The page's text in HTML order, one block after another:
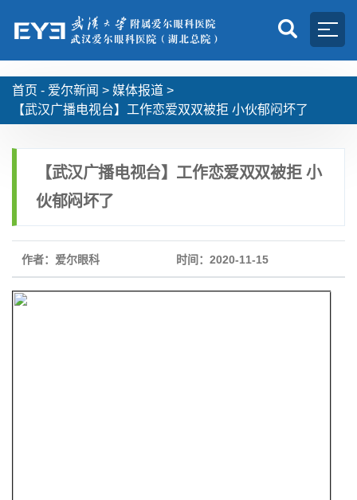
首页 - 爱尔新闻 > 媒体报道 >
【武汉广播电视台】工作恋爱双双被拒 小伙郁闷坏了
【武汉广播电视台】工作恋爱双双被拒 小
伙郁闷坏了
作者：爱尔眼科 时间：2020-11-15